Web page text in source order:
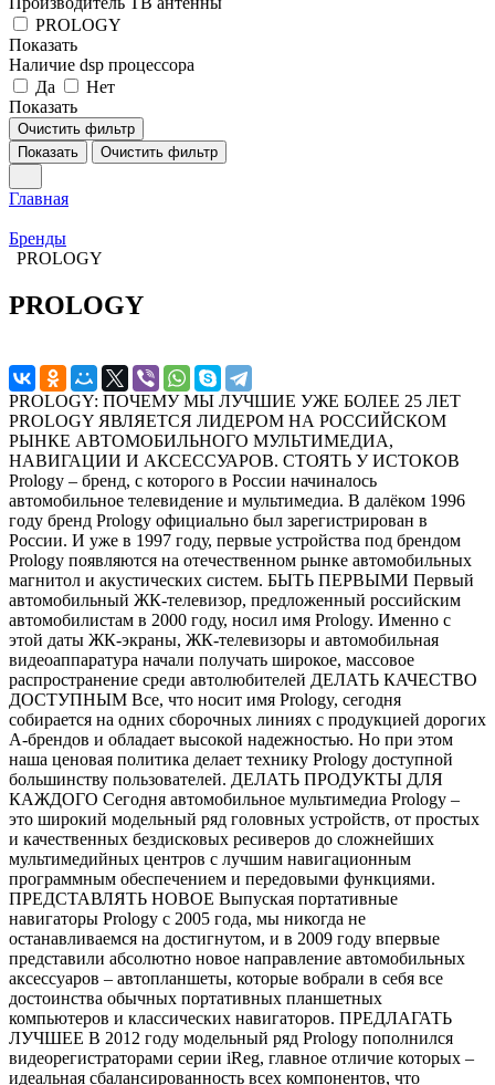
PROLOGY
Показать
Наличие dsp процессора
Да
Нет
Показать
Очистить фильтр
Показать
Очистить фильтр
Главная
Бренды
PROLOGY
PROLOGY
PROLOGY: ПОЧЕМУ МЫ ЛУЧШИЕ УЖЕ БОЛЕЕ 25 ЛЕТ
PROLOGY ЯВЛЯЕТСЯ ЛИДЕРОМ НА РОССИЙСКОМ
РЫНКЕ АВТОМОБИЛЬНОГО МУЛЬТИМЕДИА,
НАВИГАЦИИ И АКСЕССУАРОВ. СТОЯТЬ У ИСТОКОВ
Prology – бренд, с которого в России начиналось
автомобильное телевидение и мультимедиа. В далёком 1996
году бренд Prology официально был зарегистрирован в
России. И уже в 1997 году, первые устройства под брендом
Prology появляются на отечественном рынке автомобильных
магнитол и акустических систем. БЫТЬ ПЕРВЫМИ Первый
автомобильный ЖК-телевизор, предложенный российским
автомобилистам в 2000 году, носил имя Prology. Именно с
этой даты ЖК-экраны, ЖК-телевизоры и автомобильная
видеоаппаратура начали получать широкое, массовое
распространение среди автолюбителей ДЕЛАТЬ КАЧЕСТВО
ДОСТУПНЫМ Все, что носит имя Prology, сегодня
собирается на одних сборочных линиях с продукцией дорогих
А-брендов и обладает высокой надежностью. Но при этом
наша ценовая политика делает технику Prology доступной
большинству пользователей. ДЕЛАТЬ ПРОДУКТЫ ДЛЯ
КАЖДОГО Сегодня автомобильное мультимедиа Prology –
это широкий модельный ряд головных устройств, от простых
и качественных бездисковых ресиверов до сложнейших
мультимедийных центров с лучшим навигационным
программным обеспечением и передовыми функциями.
ПРЕДСТАВЛЯТЬ НОВОЕ Выпуская портативные
навигаторы Prology с 2005 года, мы никогда не
останавливаемся на достигнутом, и в 2009 году впервые
представили абсолютно новое направление автомобильных
аксессуаров – автопланшеты, которые вобрали в себя все
достоинства обычных портативных планшетных
компьютеров и классических навигаторов. ПРЕДЛАГАТЬ
ЛУЧШЕЕ В 2012 году модельный ряд Prology пополнился
видеорегистраторами серии iReg, главное отличие которых –
идеальная сбалансированность всех компонентов, что